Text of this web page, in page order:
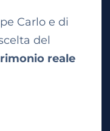
Carlo e di
del
reale